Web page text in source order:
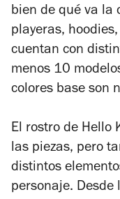
bien de qué va la
playeras,
cuentan con
menos 10
colores base son
El rostro de Hello
las piezas, pero
distintos
personaje.